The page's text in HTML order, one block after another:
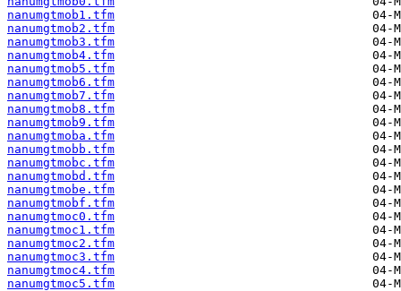
nanumgtmob1.tfm
nanumgtmob2.tfm
nanumgtmob3.tfm
nanumgtmob4.tfm
nanumgtmob5.tfm
nanumgtmob6.tfm
nanumgtmob7.tfm
nanumgtmob8.tfm
nanumgtmob9.tfm
nanumgtmoba.tfm
nanumgtmobb.tfm
nanumgtmobc.tfm
nanumgtmobd.tfm
nanumgtmobe.tfm
nanumgtmobf.tfm
nanumgtmoc0.tfm
nanumgtmoc1.tfm
nanumgtmoc2.tfm
nanumgtmoc3.tfm
nanumgtmoc4.tfm
nanumgtmoc5.tfm